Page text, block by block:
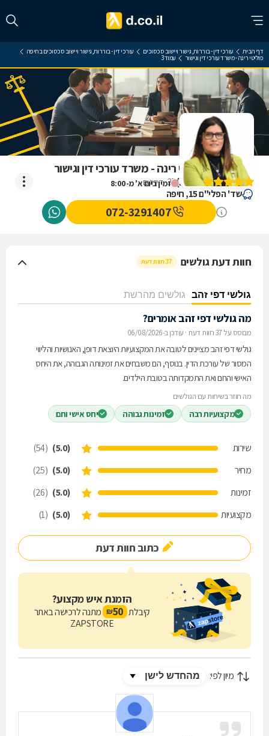
דף הבית עורכי דין - בוררות, גישור ויישוב סכסוכים עורכי דין - בוררות, גישור ויישוב סכסוכים בחיפה
פוליטי רינה - משרד עורכי דין וגישור עמוד 3
זמין ביום א' מ-8:00
ביקורת על פוליטי רינה - משרד עורכי דין וגישור
(
5
)
37דירוגים
שד' הפלי"ם 15, חיפה
072-3291407
חוות דעת גולשים 37 חוות דעת
גולשי דפי זהב גולשים מהרשת
מה גולשי דפי זהב אומרים?
מבוסס על 37 חוות דעת · עודכן ב-06/08/2026
גולשי דפי זהב מציינים לטובה את המקצועיות היוצאת דופן, האנושיות והליווי
המסור של עורכת הדין. בנוסף, הם משבחים את זמינותה הגבוהה, את היחס
האישי והחם ואת התמקדותה בטובת הילדים.
מה חוזר בשיחות עם הגולשים
מקצועיות רבה זמינות גבוהה יחס אישי וחם
שירות (5.0)
(54)
מחיר
(5.0)
(25)
זמינות
(5.0)
(26)
מקצועיות
(5.0)
(1)
כתוב חוות דעת
הזמנת איש מקצוע?
קיבלת 50
₪ מתנה לרכישה באתר
ZAPSTORE
מיון לפי: